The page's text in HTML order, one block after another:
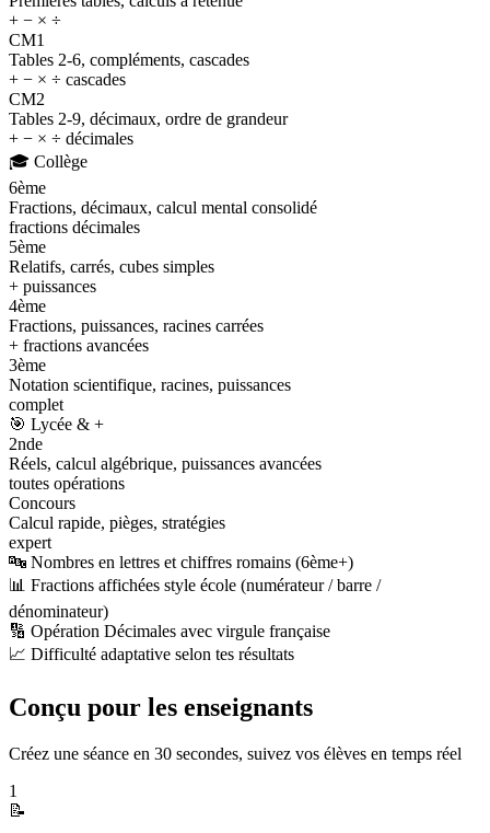
+ − × ÷
CM1
Tables 2-6, compléments, cascades
+ − × ÷ cascades
CM2
Tables 2-9, décimaux, ordre de grandeur
+ − × ÷ décimales
🎓 Collège
6ème
Fractions, décimaux, calcul mental consolidé
fractions décimales
5ème
Relatifs, carrés, cubes simples
+ puissances
4ème
Fractions, puissances, racines carrées
+ fractions avancées
3ème
Notation scientifique, racines, puissances
complet
🎯 Lycée & +
2nde
Réels, calcul algébrique, puissances avancées
toutes opérations
Concours
Calcul rapide, pièges, stratégies
expert
🔤 Nombres en lettres et chiffres romains (6ème+)
📊 Fractions affichées style école (numérateur / barre /
dénominateur)
🔢 Opération Décimales avec virgule française
📈 Difficulté adaptative selon tes résultats
Conçu pour les enseignants
Créez une séance en 30 secondes, suivez vos élèves en temps réel
1
📝